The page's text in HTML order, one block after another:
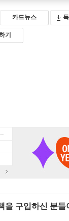
카드뉴스
기
X 황보름 작가 북토크
을 구입하신 분